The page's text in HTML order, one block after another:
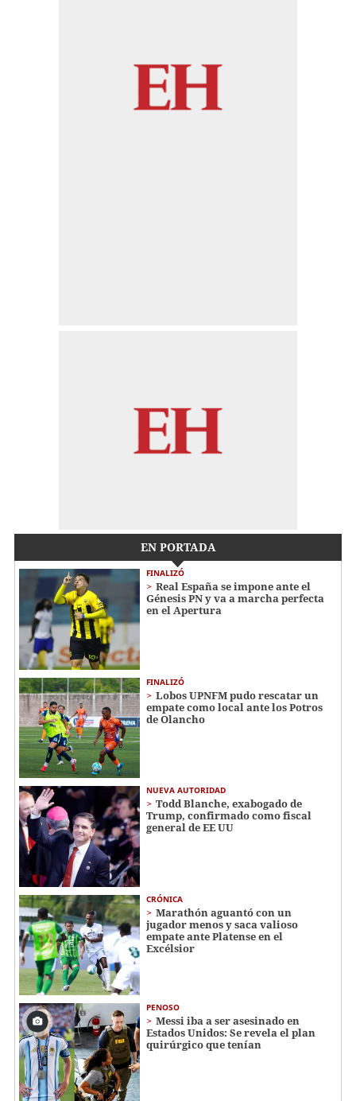
EN PORTADA
FINALIZÓ
Real España se impone ante el
Génesis PN y va a marcha perfecta
en el Apertura
FINALIZÓ
Lobos UPNFM pudo rescatar un
empate como local ante los Potros
de Olancho
NUEVA AUTORIDAD
Todd Blanche, exabogado de
Trump, confirmado como fiscal
general de EE UU
CRÓNICA
Marathón aguantó con un
jugador menos y saca valioso
empate ante Platense en el
Excélsior
PENOSO
Messi iba a ser asesinado en
Estados Unidos: Se revela el plan
quirúrgico que tenían